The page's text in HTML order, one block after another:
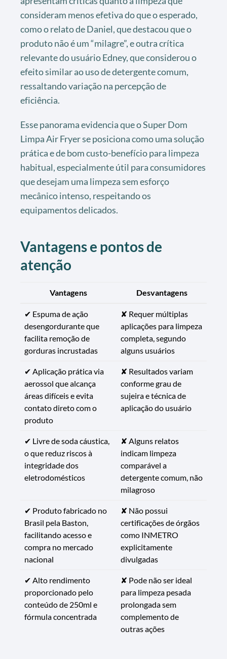
consideram menos efetiva do que o esperado,
como o relato de Daniel, que destacou que o
produto não é um “milagre”, e outra crítica
relevante do usuário Edney, que considerou o
efeito similar ao uso de detergente comum,
ressaltando variação na percepção de
eficiência.
Esse panorama evidencia que o Super Dom
Limpa Air Fryer se posiciona como uma solução
prática e de bom custo-benefício para limpeza
habitual, especialmente útil para consumidores
que desejam uma limpeza sem esforço
mecânico intenso, respeitando os
equipamentos delicados.
Vantagens e pontos de
atenção
Vantagens Desvantagens
✔ Espuma de ação
desengordurante que
facilita remoção de
gorduras incrustadas
✘ Requer múltiplas
aplicações para limpeza
completa, segundo
alguns usuários
✔ Aplicação prática via
aerossol que alcança
áreas difíceis e evita
contato direto com o
produto
✘ Resultados variam
conforme grau de
sujeira e técnica de
aplicação do usuário
✔ Livre de soda cáustica,
o que reduz riscos à
integridade dos
eletrodomésticos
✘ Alguns relatos
indicam limpeza
comparável a
detergente comum, não
milagroso
✔ Produto fabricado no
Brasil pela Baston,
facilitando acesso e
compra no mercado
nacional
✘ Não possui
certificações de órgãos
como INMETRO
explicitamente
divulgadas
✔ Alto rendimento
proporcionado pelo
conteúdo de 250ml e
fórmula concentrada
✘ Pode não ser ideal
para limpeza pesada
prolongada sem
complemento de
outras ações